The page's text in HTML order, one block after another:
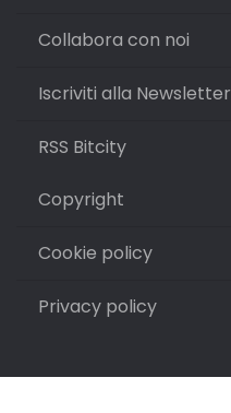
Collabora con noi
Iscriviti alla Newsletter
RSS Bitcity
Copyright
Cookie policy
Privacy policy